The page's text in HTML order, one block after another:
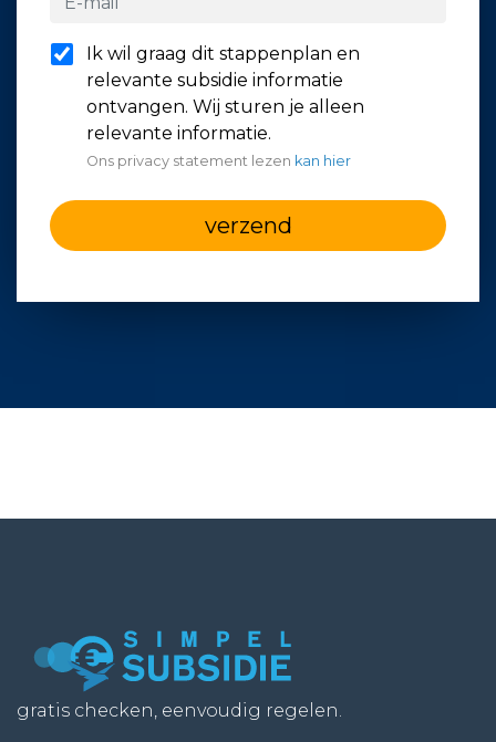
Ik wil graag dit stappenplan en
relevante subsidie informatie
ontvangen. Wij sturen je alleen
relevante informatie.
Ons privacy statement lezen kan hier
verzend
gratis checken, eenvoudig regelen.